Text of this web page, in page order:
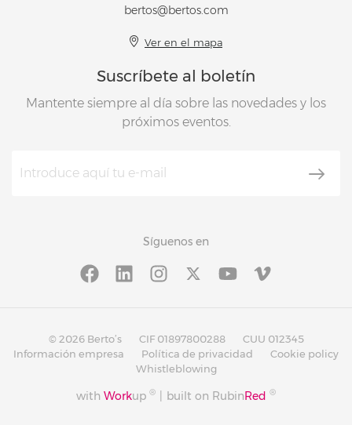
bertos@bertos.com
Ver en el mapa
Suscríbete al boletín
Mantente siempre al día sobre las novedades y los
próximos eventos.
Síguenos en
© 2026 Berto’s CIF 01897800288
CUU 012345
Información empresa
Política de privacidad
Cookie policy
Whistleblowing
with Workup ® built on RubinRed ®